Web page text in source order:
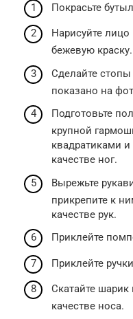
Покрасьте
Нарисуйте лицо
бежевую краску.
Сделайте стопы
показано на
Подготовьте
крупной
квадратиками и
качестве ног.
Вырежьте
прикрепите к
качестве рук.
Приклейте
Приклейте
Скатайте шарик
качестве носа.